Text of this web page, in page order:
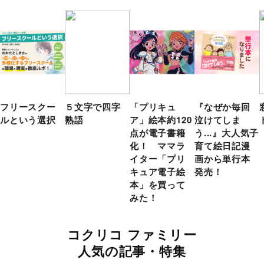
フリースクー
ルという選択
５文字で四字
熟語
「プリキュ
ア」絵本約120
点が電子書籍
化！ ママラ
イター「プリ
キュア電子絵
本」を買って
みた！
『なぜか毎回
泣けてしま
う...』大人気子
育て絵日記漫
画から単行本
発売！
コクリコ ファミリー
人気の記事・特集